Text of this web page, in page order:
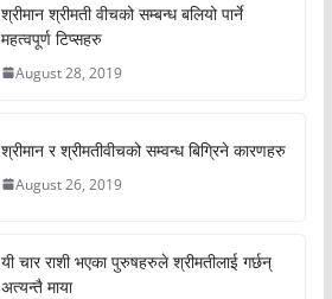
श्रीमान श्रीमती वीचको सम्बन्ध बलियो पार्ने
महत्वपूर्ण टिप्सहरु
August 28, 2019
श्रीमान र श्रीमतीवीचको सम्वन्ध बिग्रिने कारणहरु
August 26, 2019
यी चार राशी भएका पुरुषहरुले श्रीमतीलाई गर्छन्
अत्यन्तै माया